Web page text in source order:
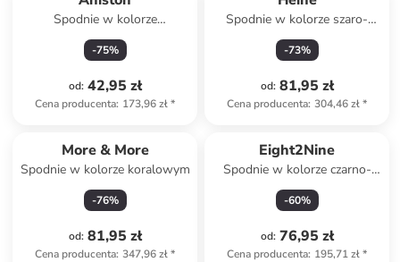
Spodnie w kolorze
granatowym
-75%
od: 42,95 zł
Cena producenta: 173,96 zł*
Spodnie w kolorze szaro-
białym
-73%
od: 81,95 zł
Cena producenta: 304,46 zł*
More & More
Spodnie w kolorze koralowym
-76%
od: 81,95 zł
Cena producenta: 347,96 zł*
Eight2Nine
Spodnie w kolorze czarno-
białym
-60%
od: 76,95 zł
Cena producenta: 195,71 zł*